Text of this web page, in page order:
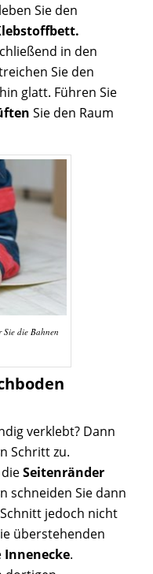
Sie den
in den
Sie den
glatt. Führen Sie
Sie den Raum
Sie die Bahnen
verklebt? Dann
Schritt zu.
Seitenränder
schneiden Sie dann
jedoch nicht
überstehenden
Innenecke.